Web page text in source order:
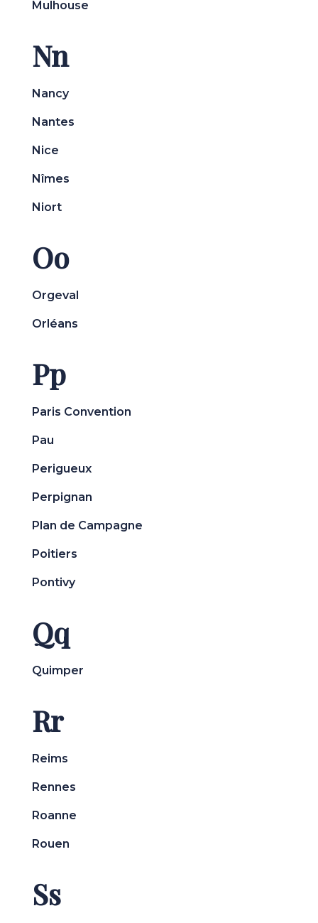
Mulhouse
Nn
Nancy
Nantes
Nice
Nîmes
Niort
Oo
Orgeval
Orléans
Pp
Paris Convention
Pau
Perigueux
Perpignan
Plan de Campagne
Poitiers
Pontivy
Qq
Quimper
Rr
Reims
Rennes
Roanne
Rouen
Ss